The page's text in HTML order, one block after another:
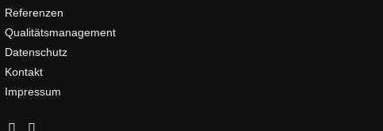
Referenzen
Qualitätsmanagement
Datenschutz
Kontakt
Impressum